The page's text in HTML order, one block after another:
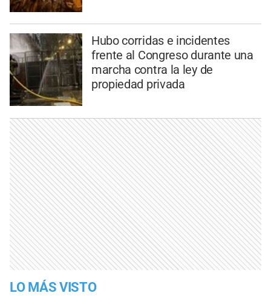
Hubo corridas e incidentes
frente al Congreso durante una
marcha contra la ley de
propiedad privada
LO MÁS VISTO